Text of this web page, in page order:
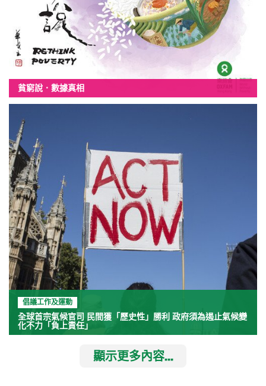
貧窮說．數據真相
倡議工作及運動
全球首宗氣候官司 民間獲「歷史性」勝利 政府須為遏止氣候變
化不力「負上責任」
顯示更多內容...